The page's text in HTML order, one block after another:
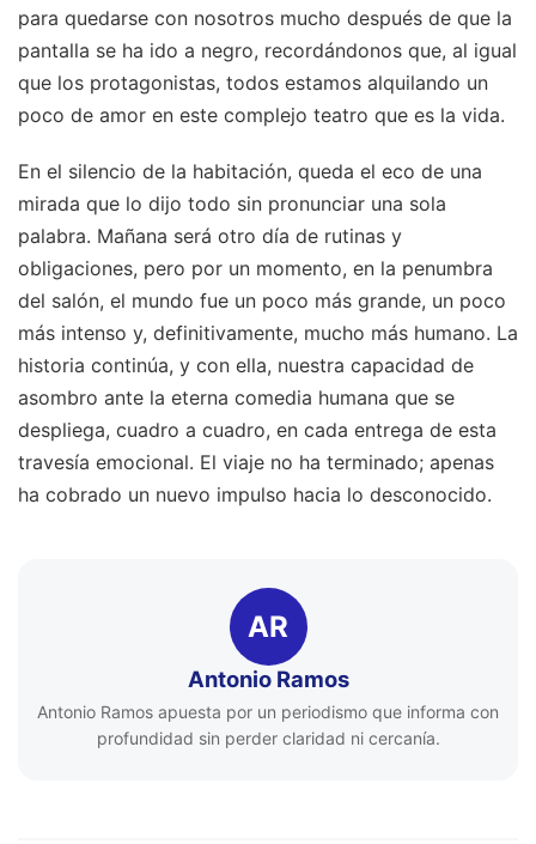
para quedarse con nosotros mucho después de que la
pantalla se ha ido a negro, recordándonos que, al igual
que los protagonistas, todos estamos alquilando un
poco de amor en este complejo teatro que es la vida.
En el silencio de la habitación, queda el eco de una
mirada que lo dijo todo sin pronunciar una sola
palabra. Mañana será otro día de rutinas y
obligaciones, pero por un momento, en la penumbra
del salón, el mundo fue un poco más grande, un poco
más intenso y, definitivamente, mucho más humano. La
historia continúa, y con ella, nuestra capacidad de
asombro ante la eterna comedia humana que se
despliega, cuadro a cuadro, en cada entrega de esta
travesía emocional. El viaje no ha terminado; apenas
ha cobrado un nuevo impulso hacia lo desconocido.
AR
Antonio Ramos
Antonio Ramos apuesta por un periodismo que informa con
profundidad sin perder claridad ni cercanía.